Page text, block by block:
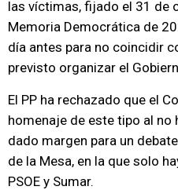
las víctimas, fijado el 31 de
Memoria Democrática de
día antes para no coincidir
previsto organizar el
El PP ha rechazado que el
homenaje de este tipo al no
dado margen para un
de la Mesa, en la que solo
PSOE y Sumar.